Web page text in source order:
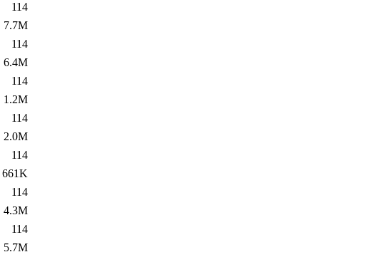
114
7.7M
114
6.4M
114
1.2M
114
2.0M
114
661K
114
4.3M
114
5.7M